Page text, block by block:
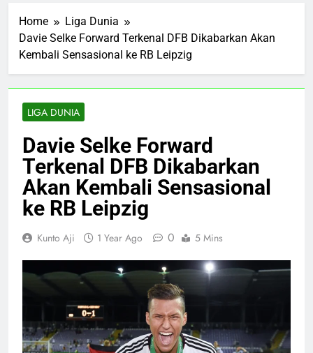
Home
Liga Dunia
Davie Selke Forward Terkenal DFB Dikabarkan Akan
Kembali Sensasional ke RB Leipzig
LIGA DUNIA
Davie Selke Forward
Terkenal DFB Dikabarkan
Akan Kembali Sensasional
ke RB Leipzig
Kunto Aji 1 Year Ago 0 5 Mins